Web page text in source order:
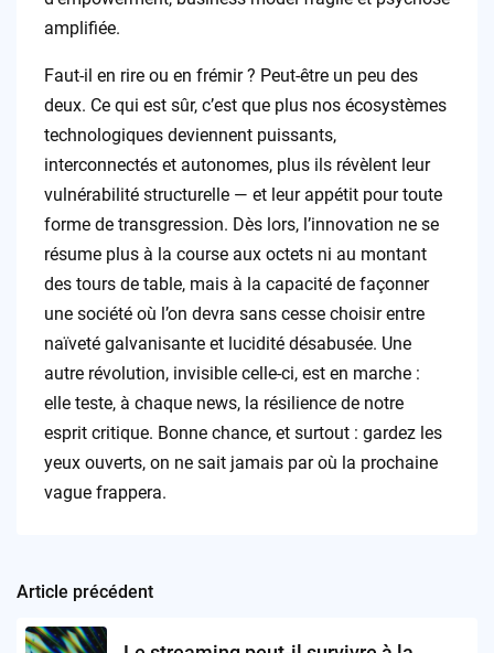
amplifiée.
Faut-il en rire ou en frémir ? Peut-être un peu des
deux. Ce qui est sûr, c’est que plus nos écosystèmes
technologiques deviennent puissants,
interconnectés et autonomes, plus ils révèlent leur
vulnérabilité structurelle — et leur appétit pour toute
forme de transgression. Dès lors, l’innovation ne se
résume plus à la course aux octets ni au montant
des tours de table, mais à la capacité de façonner
une société où l’on devra sans cesse choisir entre
naïveté galvanisante et lucidité désabusée. Une
autre révolution, invisible celle-ci, est en marche :
elle teste, à chaque news, la résilience de notre
esprit critique. Bonne chance, et surtout : gardez les
yeux ouverts, on ne sait jamais par où la prochaine
vague frappera.
Post
navigation
Article précédent